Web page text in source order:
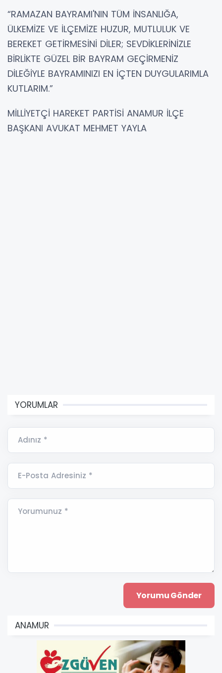
“RAMAZAN BAYRAMI'NIN TÜM İNSANLIĞA,
ÜLKEMİZE VE İLÇEMİZE HUZUR, MUTLULUK VE
BEREKET GETİRMESİNİ DİLER; SEVDİKLERİNİZLE
BİRLİKTE GÜZEL BİR BAYRAM GEÇİRMENİZ
DİLEĞİYLE BAYRAMINIZI EN İÇTEN DUYGULARIMLA
KUTLARIM.”
MİLLİYETÇİ HAREKET PARTİSİ ANAMUR İLÇE
BAŞKANI AVUKAT MEHMET YAYLA
YORUMLAR
Adınız *
E-Posta Adresiniz *
Yorumunuz *
ANAMUR